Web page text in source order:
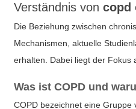
Verständnis voncopd
Die Beziehung zwischen
Mechanismen, aktuelle
erhalten. Dabei liegt der Fokus
Was ist COPD und
COPD bezeichnet eine